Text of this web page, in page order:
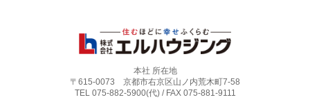
本社 所在地
〒615-0073 京都市右京区山ノ内荒木町7-58
TEL 075-882-5900(代) / FAX 075-881-9111